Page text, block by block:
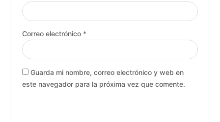
Correo electrónico *
Guarda mi nombre, correo electrónico y web en
este navegador para la próxima vez que comente.